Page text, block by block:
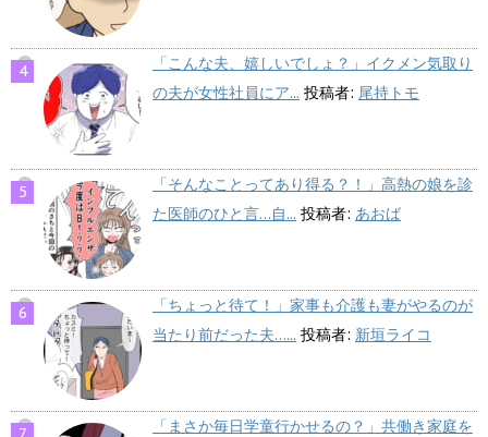
「こんな夫、嬉しいでしょ？」イクメン気取り
の夫が女性社員にア... 投稿者: 尾持トモ
「そんなことってあり得る？！」高熱の娘を診
た医師のひと言…自... 投稿者: あおば
「ちょっと待て！」家事も介護も妻がやるのが
当たり前だった夫…... 投稿者: 新垣ライコ
「まさか毎日学童行かせるの？」共働き家庭を